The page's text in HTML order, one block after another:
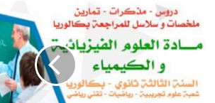
ملخص
وحدة ظواهر
الانتشار pdf
الثالثة
ثانوي